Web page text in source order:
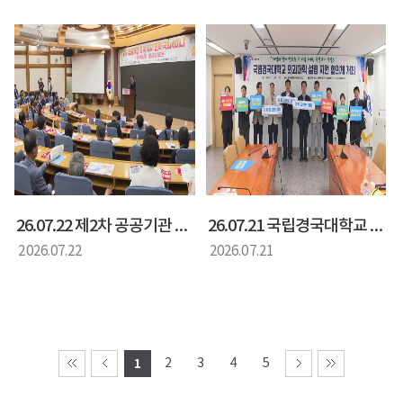
26.07.22 제2차 공공기관 경북 유치 전략 국회 세미나(화명석 경상북도 행정부지사)
2026.07.22
26.07.21 국립경국대학교 의과대학 설립 지원 협력 간담회(황명석 행정부지사)
2026.07.21
1 2 3 4 5